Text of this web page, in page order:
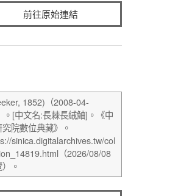
前往原始連結